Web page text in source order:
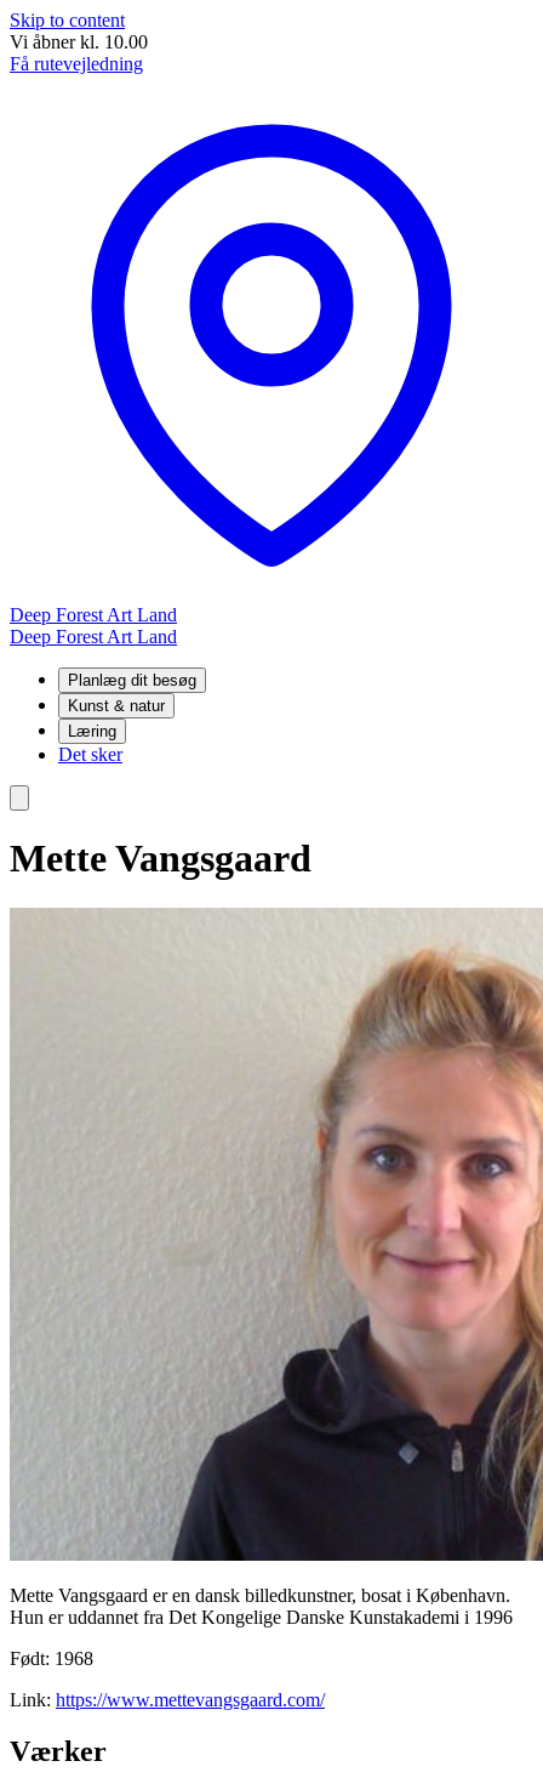
Skip to content
Vi åbner kl. 10.00
Få rutevejledning
Deep Forest Art Land
Deep Forest Art Land
Planlæg dit besøg
Kunst & natur
Læring
Det sker
Mette Vangsgaard
Mette Vangsgaard er en dansk billedkunstner, bosat i København.
Hun er uddannet fra Det Kongelige Danske Kunstakademi i 1996
Født: 1968
Link: https://www.mettevangsgaard.com/
Værker